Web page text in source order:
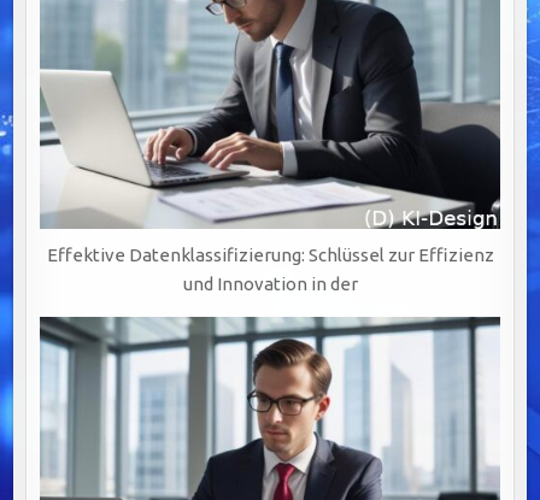
Effektive Datenklassifizierung: Schlüssel zur Effizienz
und Innovation in der